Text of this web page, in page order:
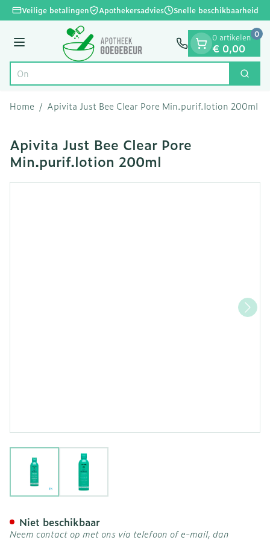
Ga naar de inhoud
1 van 1
Veilige betalingen Apothekersadvies Snelle beschikbaarheid
Menu
Product, merk, categorie... Zoek
0 artikelen
€ 0,00
0
Home / Apivita Just Bee Clear Pore Min.purif.lotion 200ml
Apivita Just Bee Clear Pore
Min.purif.lotion 200ml
View larger imageView larger image
Niet beschikbaar
Neem contact op met ons via telefoon of e-mail, dan